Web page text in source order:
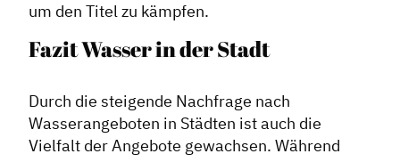
Vorteile für Mitglieder
Veranstaltungen
Stadtmarketing
Handlungsräume
um den Titel zu kämpfen.
Fazit Wasser in der Stadt
Durch die steigende Nachfrage nach
Wasserangeboten in Städten ist auch die
Vielfalt der Angebote gewachsen. Während